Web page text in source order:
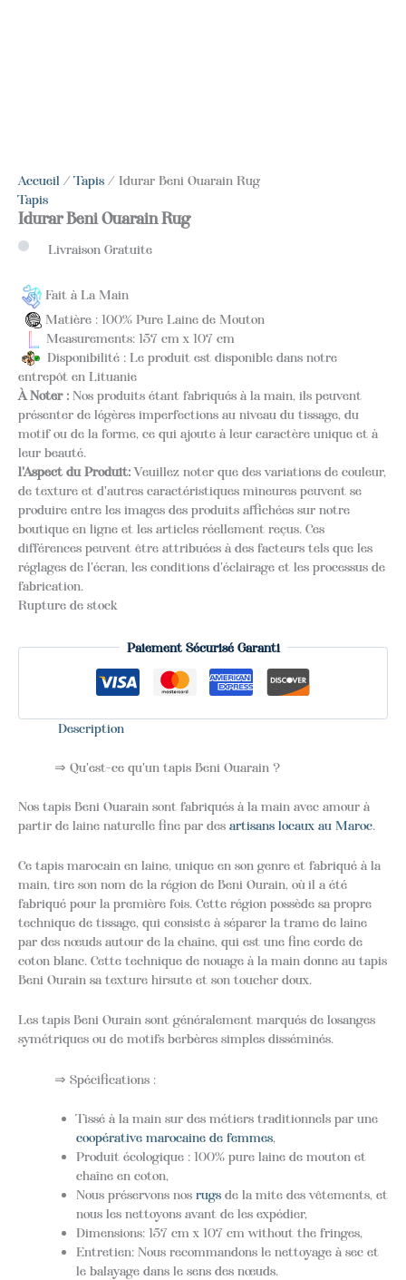
Accueil /Tapis / Idurar Beni Ouarain Rug
Tapis
Idurar Beni Ouarain Rug
Livraison Gratuite
Fait à La Main
Matière : 100% Pure Laine de Mouton
Measurements: 157 cm x 107 cm
Disponibilité : Le produit est disponible dans notre
entrepôt en Lituanie
À Noter : Nos produits étant fabriqués à la main, ils peuvent
présenter de légères imperfections au niveau du tissage, du
motif ou de la forme, ce qui ajoute à leur caractère unique et à
leur beauté.
l'Aspect du Produit:Veuillez noter que des variations de couleur,
de texture et d'autres caractéristiques mineures peuvent se
produire entre les images des produits affichées sur notre
boutique en ligne et les articles réellement reçus. Ces
différences peuvent être attribuées à des facteurs tels que les
réglages de l'écran, les conditions d'éclairage et les processus de
fabrication.
Rupture de stock
Paiement Sécurisé Garanti
Description
⇒ Qu'est-ce qu'un tapis Beni Ouarain ?
Nos tapis Beni Ouarain sont fabriqués à la main avec amour à
partir de laine naturelle fine par des artisans locaux au Maroc.
Ce tapis marocain en laine, unique en son genre et fabriqué à la
main, tire son nom de la région de Beni Ourain, où il a été
fabriqué pour la première fois. Cette région possède sa propre
technique de tissage, qui consiste à séparer la trame de laine
par des nœuds autour de la chaîne, qui est une fine corde de
coton blanc. Cette technique de nouage à la main donne au tapis
Beni Ourain sa texture hirsute et son toucher doux.
Les tapis Beni Ourain sont généralement marqués de losanges
symétriques ou de motifs berbères simples disséminés.
⇒ Spécifications :
Tissé à la main sur des métiers traditionnels par une
coopérative marocaine de femmes,
Produit écologique : 100% pure laine de mouton et
chaîne en coton,
Nous préservons nos rugsde la mite des vêtements, et
nous les nettoyons avant de les expédier,
Dimensions: 157 cm x 107 cm without the fringes,
Entretien: Nous recommandons le nettoyage à sec et
le balayage dans le sens des nœuds.